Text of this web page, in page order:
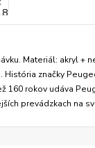
Materiál: akryl +
História značky
160 rokov udáva
prevádzkach na